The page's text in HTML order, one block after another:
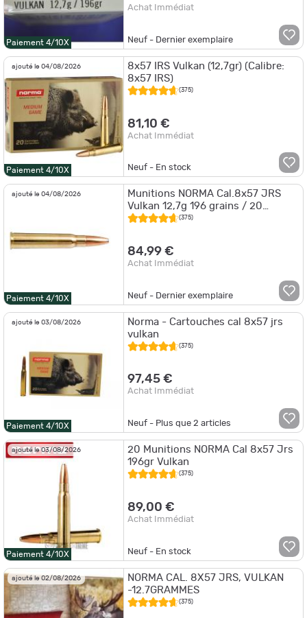
Paiement 4/10X
Achat Immédiat
Neuf - Dernier exemplaire
ajouté le 04/08/2026
Paiement 4/10X
8x57 IRS Vulkan (12,7gr) (Calibre:
8x57 IRS)
(375)
81,10 €
Achat Immédiat
Neuf - En stock
ajouté le 04/08/2026
Paiement 4/10X
Munitions NORMA Cal.8x57 JRS
Vulkan 12,7g 196 grains / 20
cartouches(375)
84,99 €
Achat Immédiat
Neuf - Dernier exemplaire
ajouté le 03/08/2026
Paiement 4/10X
Norma - Cartouches cal 8x57 jrs
vulkan
(375)
97,45 €
Achat Immédiat
Neuf - Plus que2 articles
ajouté le 03/08/2026
Paiement 4/10X
20 Munitions NORMA Cal 8x57 Jrs
196gr Vulkan
(375)
89,00 €
Achat Immédiat
Neuf - En stock
ajouté le 02/08/2026
NORMA CAL. 8X57 JRS, VULKAN
-12.7GRAMMES
(375)